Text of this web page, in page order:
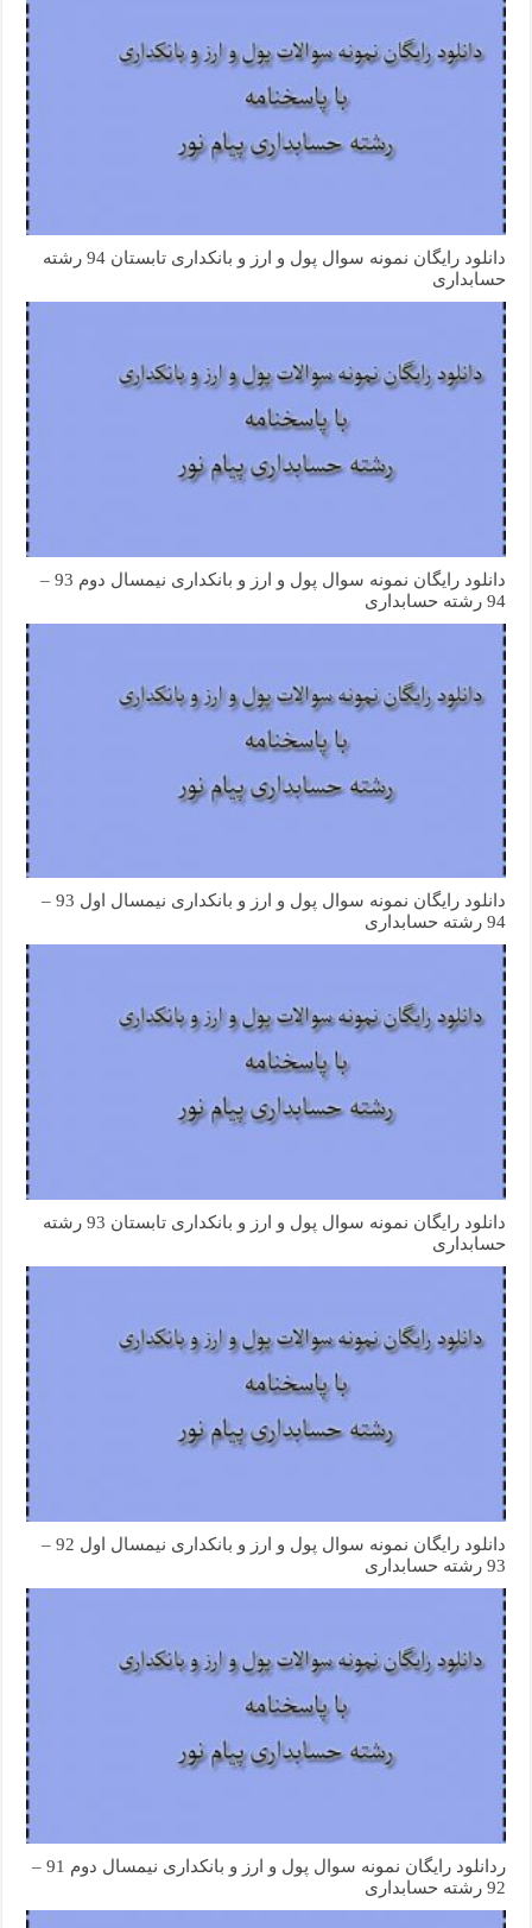
دانلود رایگان نمونه سوال پول و ارز و بانکداری تابستان 94 رشته
حسابداری
دانلود رایگان نمونه سوال پول و ارز و بانکداری نیمسال دوم 93 –
94 رشته حسابداری
دانلود رایگان نمونه سوال پول و ارز و بانکداری نیمسال اول 93 –
94 رشته حسابداری
دانلود رایگان نمونه سوال پول و ارز و بانکداری تابستان 93 رشته
حسابداری
دانلود رایگان نمونه سوال پول و ارز و بانکداری نیمسال اول 92 –
93 رشته حسابداری
ردانلود رایگان نمونه سوال پول و ارز و بانکداری نیمسال دوم 91 –
92 رشته حسابداری